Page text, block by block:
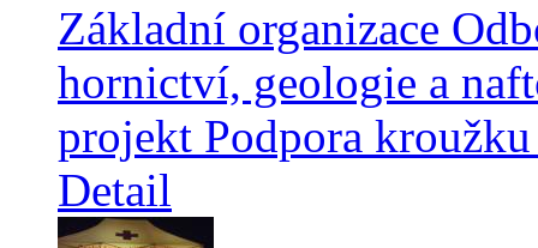
Základní organizace
hornictví, geologie a
projekt Podpora
Detail